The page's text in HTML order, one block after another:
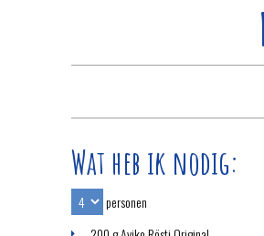
Wat heb ik nodig:
personen